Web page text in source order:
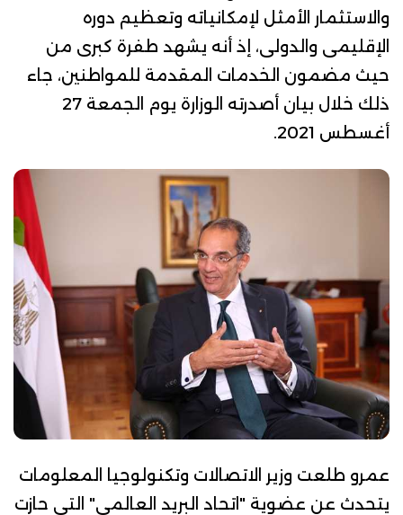
والاستثمار الأمثل لإمكانياته وتعظيم دوره
الإقليمى والدولى، إذ أنه يشهد طفرة كبرى من
حيث مضمون الخدمات المقدمة للمواطنين، جاء
ذلك خلال بيان
أصدرته الوزارة يوم الجمعة 27
أغسطس 2021.
عمرو طلعت وزير الاتصالات وتكنولوجيا المعلومات
يتحدث عن عضوية "اتحاد البريد العالمي" التي حازت